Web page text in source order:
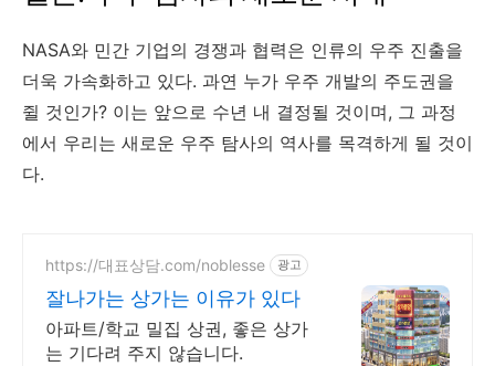
NASA와 민간 기업의 경쟁과 협력은 인류의 우주 진출을
더욱 가속화하고 있다. 과연 누가 우주 개발의 주도권을
쥘 것인가? 이는 앞으로 수년 내 결정될 것이며, 그 과정
에서 우리는 새로운 우주 탐사의 역사를 목격하게 될 것이
다.
https://대표상담.com/noblesse 광고
잘나가는 상가는 이유가 있다
아파트/학교 밀집 상권, 좋은 상가
는 기다려 주지 않습니다.